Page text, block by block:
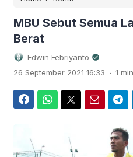
MBU Sebut Semua
Berat
Edwin Febriyanto
26 September 2021 16:33 . 1